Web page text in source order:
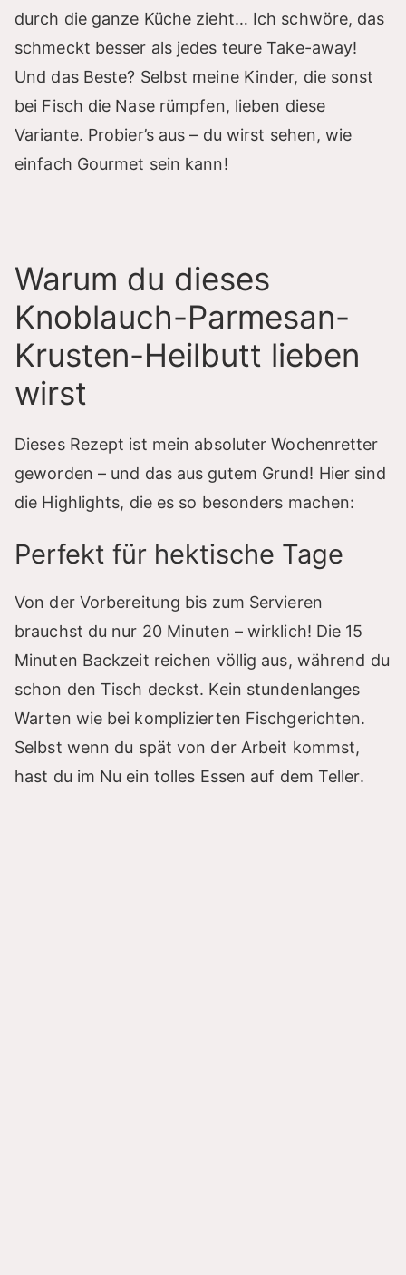
durch die ganze Küche zieht… Ich schwöre, das
schmeckt besser als jedes teure Take-away!
Und das Beste? Selbst meine Kinder, die sonst
bei Fisch die Nase rümpfen, lieben diese
Variante. Probier’s aus – du wirst sehen, wie
einfach Gourmet sein kann!
Warum du dieses
Knoblauch-Parmesan-
Krusten-Heilbutt lieben
wirst
Dieses Rezept ist mein absoluter Wochenretter
geworden – und das aus gutem Grund! Hier sind
die Highlights, die es so besonders machen:
Perfekt für hektische Tage
Von der Vorbereitung bis zum Servieren
brauchst du nur 20 Minuten – wirklich! Die 15
Minuten Backzeit reichen völlig aus, während du
schon den Tisch deckst. Kein stundenlanges
Warten wie bei komplizierten Fischgerichten.
Selbst wenn du spät von der Arbeit kommst,
hast du im Nu ein tolles Essen auf dem Teller.